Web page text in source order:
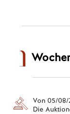
Von 05/
Die